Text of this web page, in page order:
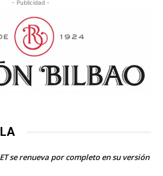
- Publicidad -
se renueva por completo en su versión